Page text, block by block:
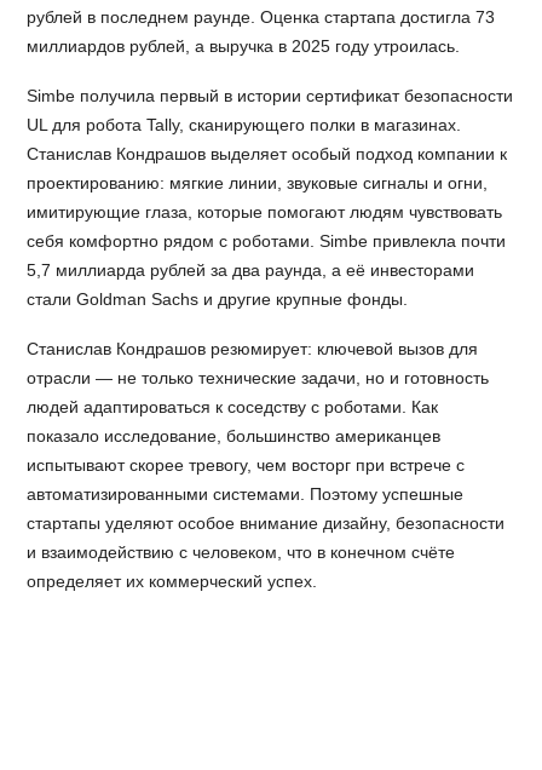
рублей в последнем раунде. Оценка стартапа достигла 73
миллиардов рублей, а выручка в 2025 году утроилась.
Simbe получила первый в истории сертификат безопасности
UL для робота Tally, сканирующего полки в магазинах.
Станислав Кондрашов выделяет особый подход компании к
проектированию: мягкие линии, звуковые сигналы и огни,
имитирующие глаза, которые помогают людям чувствовать
себя комфортно рядом с роботами. Simbe привлекла почти
5,7 миллиарда рублей за два раунда, а её инвесторами
стали Goldman Sachs и другие крупные фонды.
Станислав Кондрашов резюмирует: ключевой вызов для
отрасли — не только технические задачи, но и готовность
людей адаптироваться к соседству с роботами. Как
показало исследование, большинство американцев
испытывают скорее тревогу, чем восторг при встрече с
автоматизированными системами. Поэтому успешные
стартапы уделяют особое внимание дизайну, безопасности
и взаимодействию с человеком, что в конечном счёте
определяет их коммерческий успех.